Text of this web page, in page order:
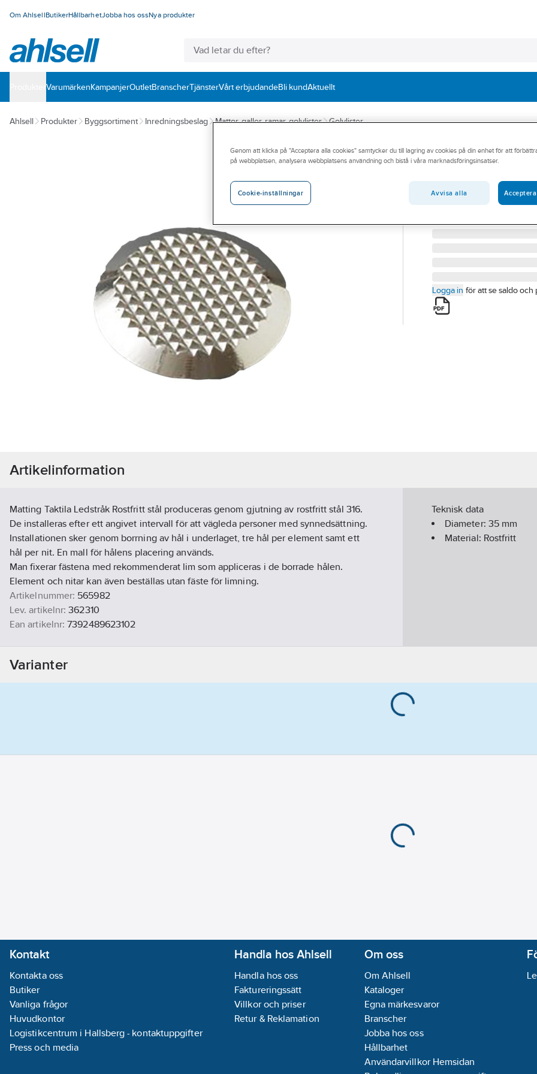
Om AhlsellButikerHållbarhetJobba hos ossNya produkter
VarumärkenKampanjerOutletBranscherTjänsterVårt erbjudandeBli kundAktuellt
Ahlsell Produkter Byggsortiment Inredningsbeslag Mattor, galler, ramar, golvlister Golvlister
MATTING
Taktilt ledstråk
TAKTILT LEDSTRÅK
Artikelnummer:
565982
362310
Logga in för att se saldo och
Artikelinformation
Matting Taktila Ledstråk Rostfritt stål produceras genom gjutning av rostfritt stål 316.
De installeras efter ett angivet intervall för att vägleda personer med synnedsättning.
Installationen sker genom borrning av hål i underlaget, tre hål per element samt ett
hål per nit. En mall för hålens placering används.
Man fixerar fästena med rekommenderat lim som appliceras i de borrade hålen.
Element och nitar kan även beställas utan fäste för limning.
Artikelnummer: 565982
Lev. artikelnr: 362310
Ean artikelnr: 7392489623102
Teknisk data
Diameter: 35mm
Material: Rostfritt
Varianter
Kontakt
Kontakta oss
Butiker
Vanliga frågor
Huvudkontor
Logistikcentrum i Hallsberg - kontaktuppgifter
Press och media
Handla hos Ahlsell
Handla hos oss
Faktureringssätt
Villkor och priser
Retur & Reklamation
Om oss
Om Ahlsell
Kataloger
Egna märkesvaror
Branscher
Jobba hos oss
Hållbarhet
Användarvillkor Hemsidan
Genom att klicka på "Acceptera alla cookies" samtycker du till lagring av cookies på din enhet för att
på webbplatsen, analysera webbplatsens användning och bistå i våra marknadsföringsinsatser.
Cookie-inställningar Avvisa alla